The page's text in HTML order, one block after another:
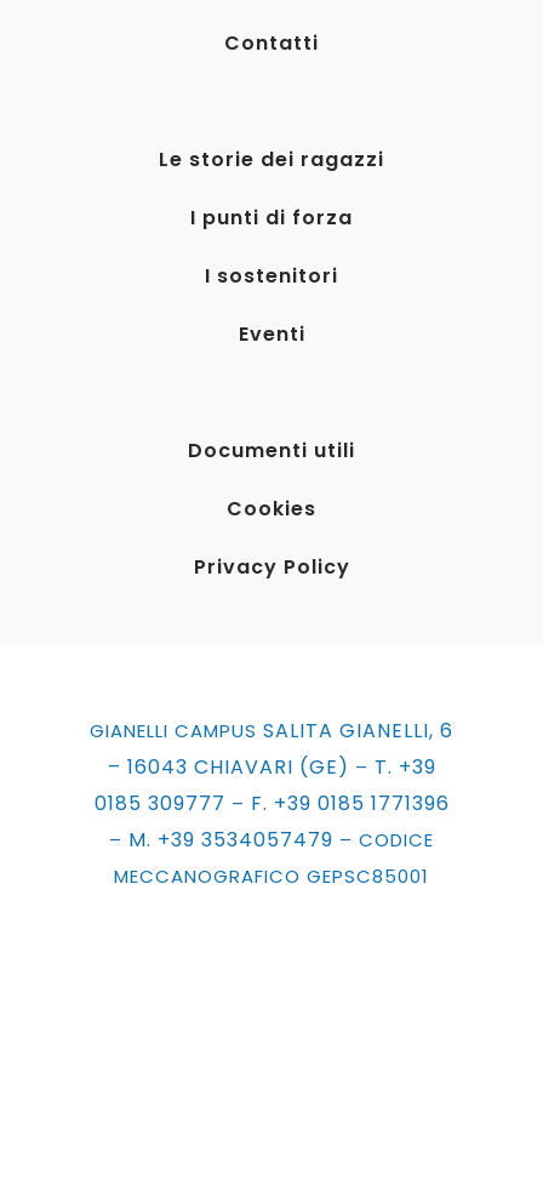
Contatti
Le storie dei ragazzi
I punti di forza
I sostenitori
Eventi
Documenti utili
Cookies
Privacy Policy
GIANELLI CAMPUS SALITA GIANELLI, 6
– 16043 CHIAVARI (GE) – T. +39
0185 309777 – F. +39 0185 1771396
– M. +39 3534057479 – CODICE
MECCANOGRAFICO GEPSC85001